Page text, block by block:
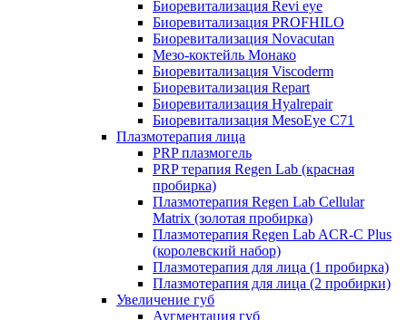
Биоревитализация Revi eye
Биоревитализация PROFHILO
Биоревитализация Novacutan
Мезо-коктейль Монако
Биоревитализация Viscoderm
Биоревитализация Repart
Биоревитализация Hyalrepair
Биоревитализация MesoEye C71
Плазмотерапия лица
PRP плазмогель
PRP терапия Regen Lab (красная
пробирка)
Плазмотерапия Regen Lab Cellular
Matrix (золотая пробирка)
Плазмотерапия Regen Lab ACR-C Plus
(королевский набор)
Плазмотерапия для лица (1 пробирка)
Плазмотерапия для лица (2 пробирки)
Увеличение губ
Аугментация губ